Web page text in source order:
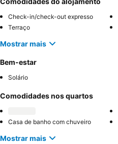
Check-in/check-out expresso
Terraço
Mostrar mais
Bem-estar
Solário
Comodidades nos quartos
Casa de banho com chuveiro
Mostrar mais